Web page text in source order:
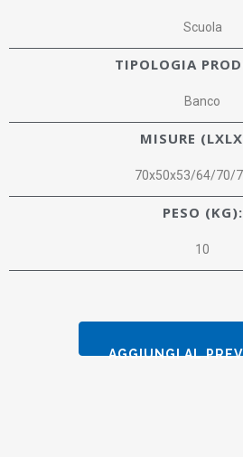
Scuola
TIPOLOGIA
Banco
MISURE
70x50x53/64/70/
PESO (KG):
10
AGGIUNGI AL